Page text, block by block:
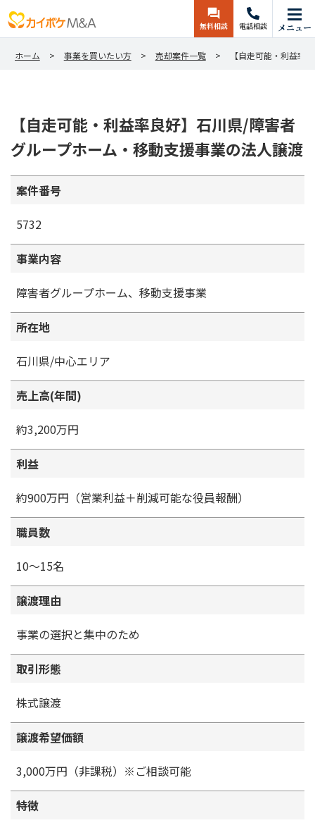
無料相談 電話相談 メニュー
ホーム 事業を買いたい方 売却案件一覧 【自走可能・利益率
【自走可能・利益率良好】石川県/障害者
グループホーム・移動支援事業の法人譲渡
案件番号
5732
事業内容
障害者グループホーム、移動支援事業
所在地
石川県/中心エリア
売上高(年間)
約3,200万円
利益
約900万円（営業利益＋削減可能な役員報酬）
職員数
10～15名
譲渡理由
事業の選択と集中のため
取引形態
株式譲渡
譲渡希望価額
3,000万円（非課税）※ご相談可能
特徴